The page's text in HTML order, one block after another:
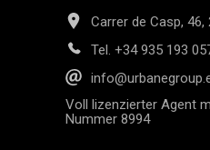
Carrer de Casp, 46,
Tel. +34 935 193
Voll lizenzierter Agent
Nummer 8994